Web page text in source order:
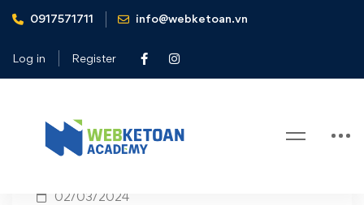
0917571711 info@webketoan.vn
Log in Register
Home mô hình F-Scor
Tag: mô hình F-Scor
02/03/2024